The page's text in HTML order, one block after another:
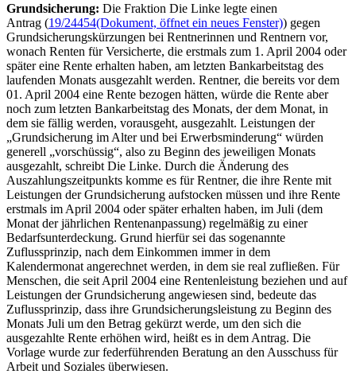
Grundsicherung: Die Fraktion Die Linke legte einen
Antrag (19/24454(Dokument, öffnet ein neues Fenster)) gegen
Grundsicherungskürzungen bei Rentnerinnen und Rentnern vor,
wonach Renten für Versicherte, die erstmals zum 1. April 2004 oder
später eine Rente erhalten haben, am letzten Bankarbeitstag des
laufenden Monats ausgezahlt werden. Rentner, die bereits vor dem
01. April 2004 eine Rente bezogen hätten, würde die Rente aber
noch zum letzten Bankarbeitstag des Monats, der dem Monat, in
dem sie fällig werden, vorausgeht, ausgezahlt. Leistungen der
„Grundsicherung im Alter und bei Erwerbsminderung“ würden
generell „vorschüssig“, also zu Beginn des jeweiligen Monats
ausgezahlt, schreibt Die Linke. Durch die Änderung des
Auszahlungszeitpunkts komme es für Rentner, die ihre Rente mit
Leistungen der Grundsicherung aufstocken müssen und ihre Rente
erstmals im April 2004 oder später erhalten haben, im Juli (dem
Monat der jährlichen Rentenanpassung) regelmäßig zu einer
Bedarfsunterdeckung. Grund hierfür sei das sogenannte
Zuflussprinzip, nach dem Einkommen immer in dem
Kalendermonat angerechnet werden, in dem sie real zufließen. Für
Menschen, die seit April 2004 eine Rentenleistung beziehen und auf
Leistungen der Grundsicherung angewiesen sind, bedeute das
Zuflussprinzip, dass ihre Grundsicherungsleistung zu Beginn des
Monats Juli um den Betrag gekürzt werde, um den sich die
ausgezahlte Rente erhöhen wird, heißt es in dem Antrag. Die
Vorlage wurde zur federführenden Beratung an den Ausschuss für
Arbeit und Soziales überwiesen.